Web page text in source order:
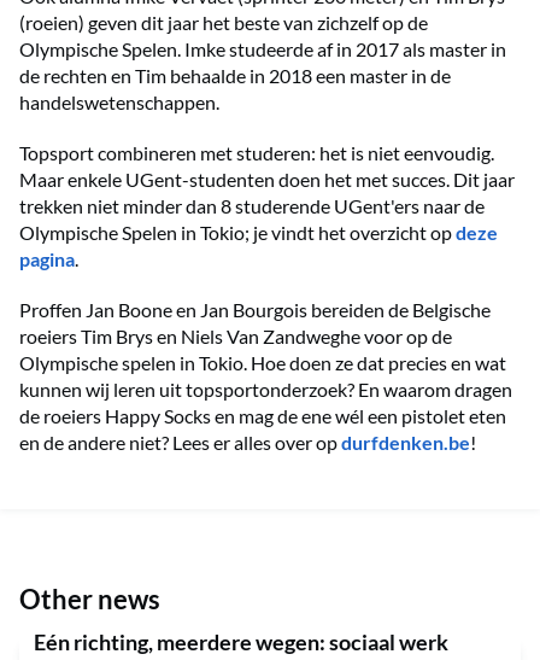
(roeien) geven dit jaar het beste van zichzelf op de
Olympische Spelen. Imke studeerde af in 2017 als master in
de rechten en Tim behaalde in 2018 een master in de
handelswetenschappen.
Topsport combineren met studeren: het is niet eenvoudig.
Maar enkele UGent-studenten doen het met succes. Dit jaar
trekken niet minder dan 8 studerende UGent'ers naar de
Olympische Spelen in Tokio; je vindt het overzicht opdeze
pagina
Proffen Jan Boone en Jan Bourgois bereiden de Belgische
roeiers Tim Brys en Niels Van Zandweghe voor op de
Olympische spelen in Tokio. Hoe doen ze dat precies en wat
kunnen wij leren uit topsportonderzoek? En waarom dragen
de roeiers Happy Socks en mag de ene wél een pistolet eten
en de andere niet? Lees er alles over opdurfdenken.be!
Other news
Eén richting, meerdere wegen: sociaal werk